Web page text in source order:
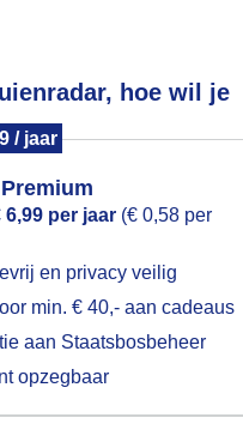
hoe wil je
/ jaar
6,99 per jaar (€ 0,58 per
en privacy veilig
min. € 40,- aan cadeaus
aan Staatsbosbeheer
opzegbaar
Weerzine
locatie gebruiken voor
het weer?
geen akkoord op hebt
er zo een pop-up uit